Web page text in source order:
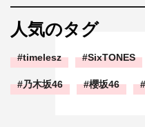
人気のタグ
timelesz SixTONES
乃木坂46 櫻坂46